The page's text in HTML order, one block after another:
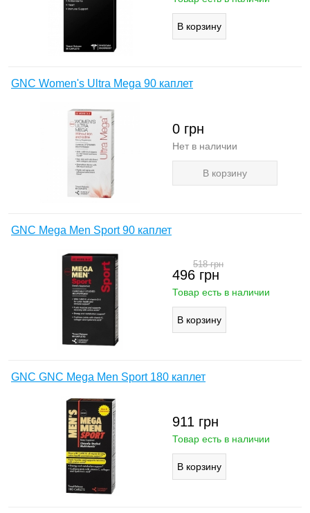
GNC Women's Ultra Mega 90 каплет
0 грн
Нет в наличии
В корзину
GNC Mega Men Sport 90 каплет
496 грн
518грн
Товар есть в наличии
GNC GNC Mega Men Sport 180 каплет
911 грн
Товар есть в наличии